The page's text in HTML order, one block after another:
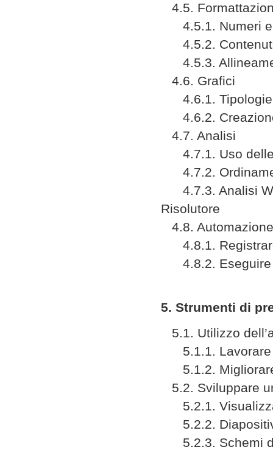
4.5.
4.5.1. Numeri e
4.5.2.
4.5.3.
4.6. Grafici
4.6.1. Tipologie
4.6.2.
4.7. Analisi
4.7.1. Uso delle
4.7.2.
4.7.3. Analisi
Risolutore
4.8. Automazione
4.8.1.
4.8.2. Eseguire
5. Strumenti di
5.1. Utilizzo
5.1.1. Lavorare
5.1.2.
5.2. Sviluppare
5.2.1.
5.2.2.
5.2.3. Schemi